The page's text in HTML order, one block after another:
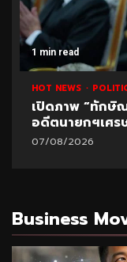
1 min read
HOT NEWS
เปิดภาพ “ทักษิ
อดีตนายกฯเศร
07/08/2026
Business